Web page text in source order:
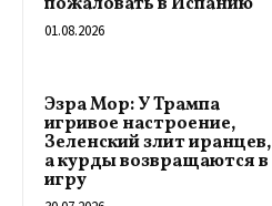
01.08.2026
Эзра Мор: У Трампа
игривое настроение,
Зеленский злит иранцев,
а курды возвращаются в
игру